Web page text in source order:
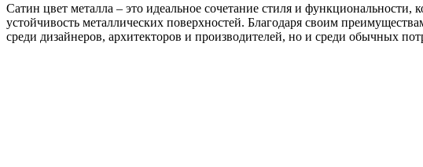
Сатин цвет металла – это идеальное сочетание стиля и функциональности,
устойчивость металлических поверхностей. Благодаря своим
среди дизайнеров, архитекторов и производителей, но и среди обычных